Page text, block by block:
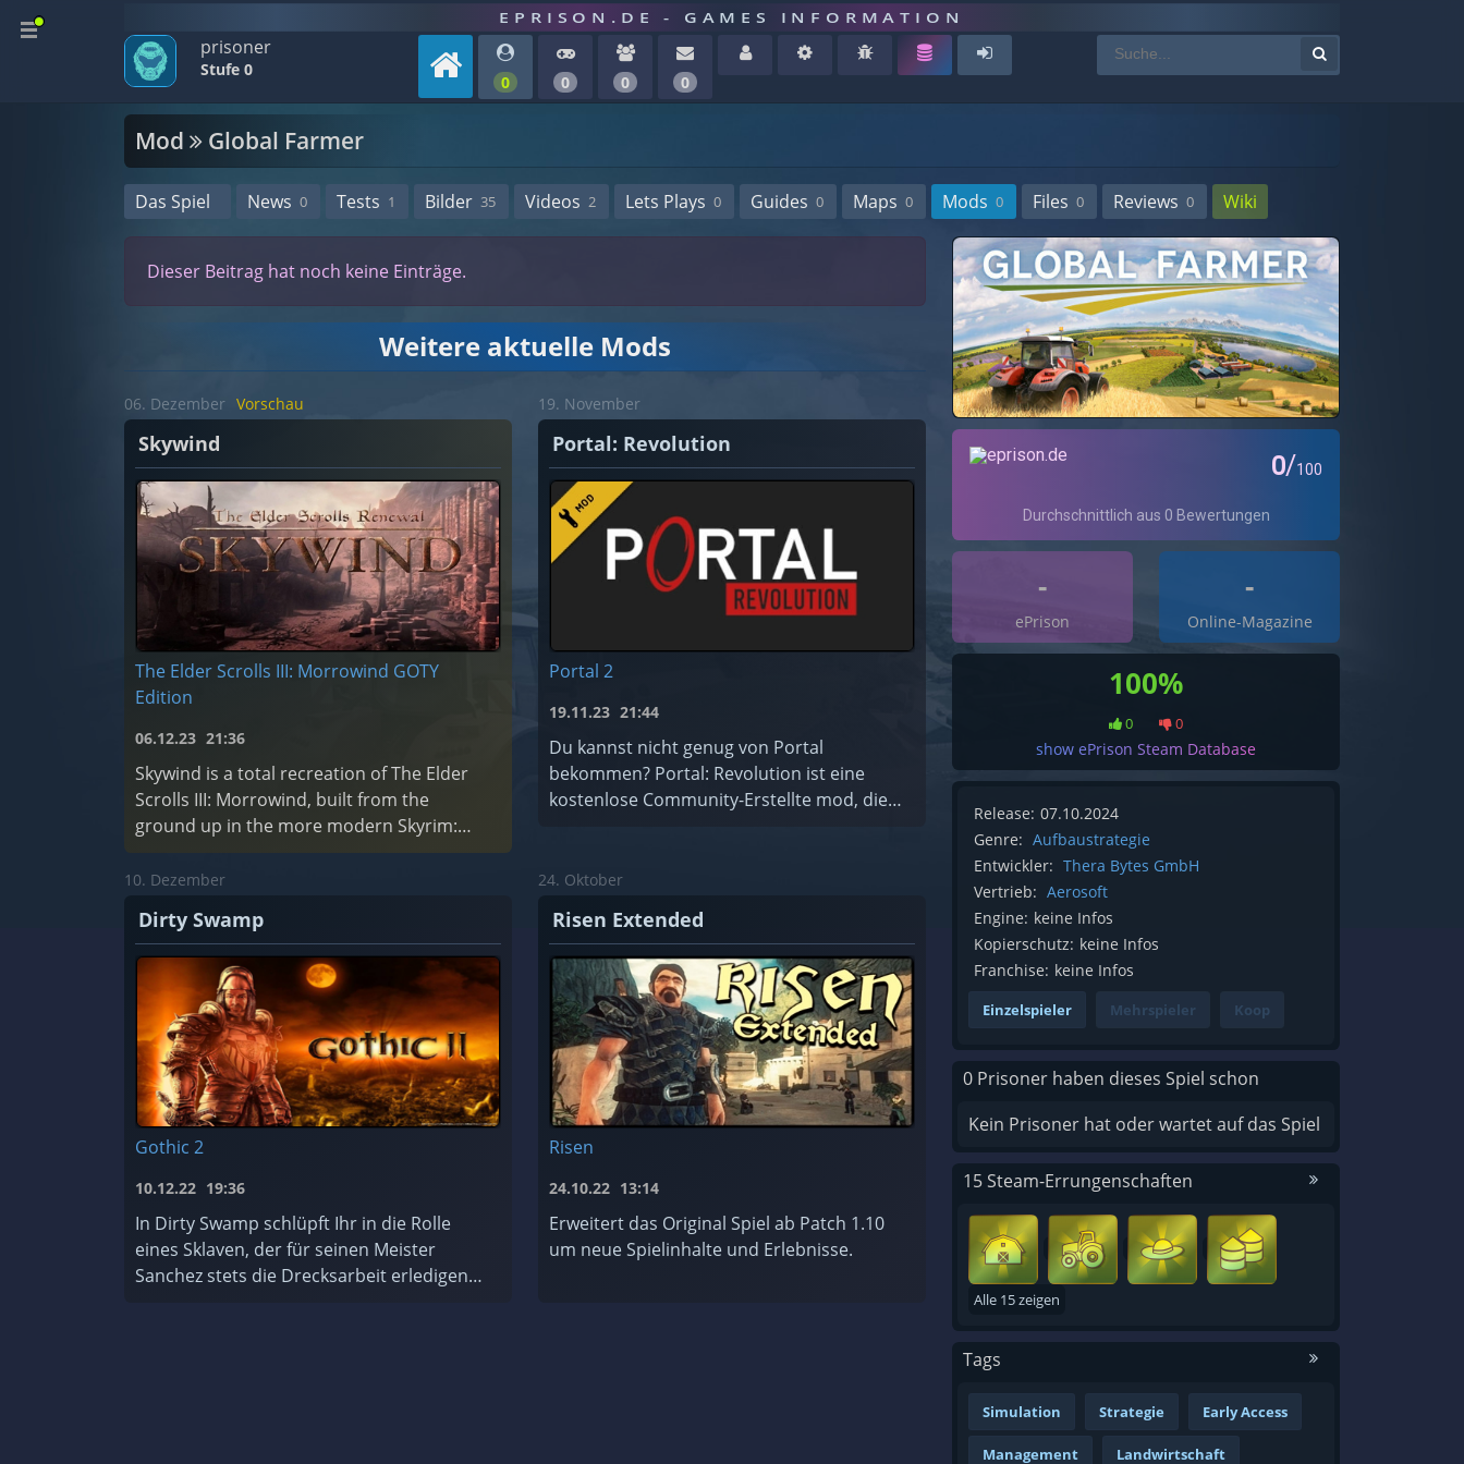
EPRISON.DE - GAMES INFORMATION
prisoner
Stufe 0
0 0 0 0
Mod Global Farmer
Das Spiel News 0 Tests 1 Bilder 35 Videos 2 Lets Plays 0 Guides 0 Maps 0 Mods 0 Files 0 Reviews 0 Wiki
Dieser Beitrag hat noch keine Einträge.
Weitere aktuelle Mods
06. Dezember Vorschau
Skywind
The Elder Scrolls III: Morrowind GOTY
Edition
06.12.23 21:36
Skywind is a total recreation of The Elder
Scrolls III: Morrowind, built from the
ground up in the more modern Skyrim:
19. November
Portal: Revolution
Portal 2
19.11.23 21:44
Du kannst nicht genug von Portal
bekommen? Portal: Revolution ist eine
kostenlose Community-Erstellte mod, die
10. Dezember
Dirty Swamp
Gothic 2
10.12.22 19:36
In Dirty Swamp schlüpft Ihr in die Rolle
eines Sklaven, der für seinen Meister
Sanchez stets die Drecksarbeit erledigen
24. Oktober
Risen Extended
Risen
24.10.22 13:14
Erweitert das Original Spiel ab Patch 1.10
um neue Spielinhalte und Erlebnisse.
-
ePrison
-
Online-Magazine
100%
0 0
show ePrison Steam Database
Release: 07.10.2024
Genre: Aufbaustrategie
Entwickler: Thera Bytes GmbH
Vertrieb: Aerosoft
Engine: keine Infos
Kopierschutz: keine Infos
Franchise: keine Infos
Einzelspieler Mehrspieler Koop
0 Prisoner haben dieses Spiel schon
Kein Prisoner hat oder wartet auf das Spiel
15 Steam-Errungenschaften
Alle 15 zeigen
Tags
Simulation Strategie Early Access
Management Landwirtschaft